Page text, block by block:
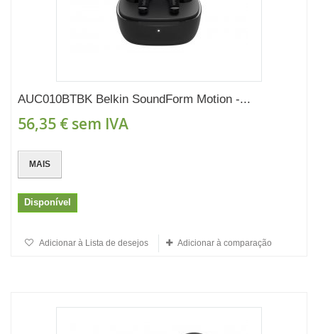
AUC010BTBK Belkin SoundForm Motion -...
56,35 € sem IVA
MAIS
Disponível
Adicionar à Lista de desejos Adicionar à comparação